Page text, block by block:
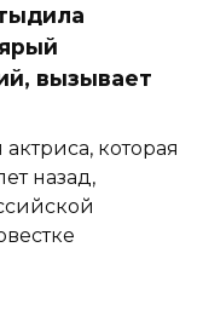
вызывает
которая
назад,